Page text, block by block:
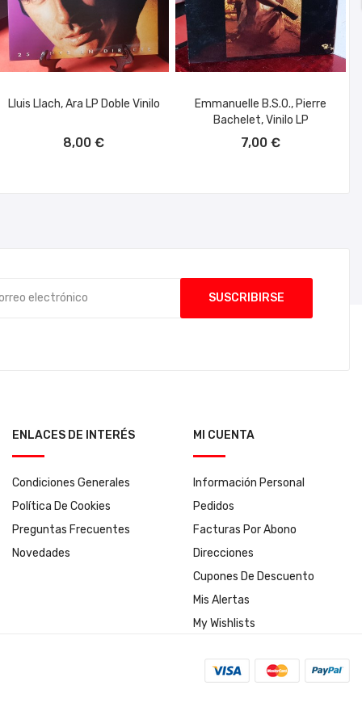
Lluis Llach, Ara LP Doble Vinilo
8,00 €
Emmanuelle B.S.O., Pierre
Bachelet, Vinilo LP
7,00 €
ENLACES DE INTERÉS
Condiciones Generales
Política De Cookies
Preguntas Frecuentes
Novedades
MI CUENTA
Información Personal
Pedidos
Facturas Por Abono
Direcciones
Cupones De Descuento
Mis Alertas
My Wishlists